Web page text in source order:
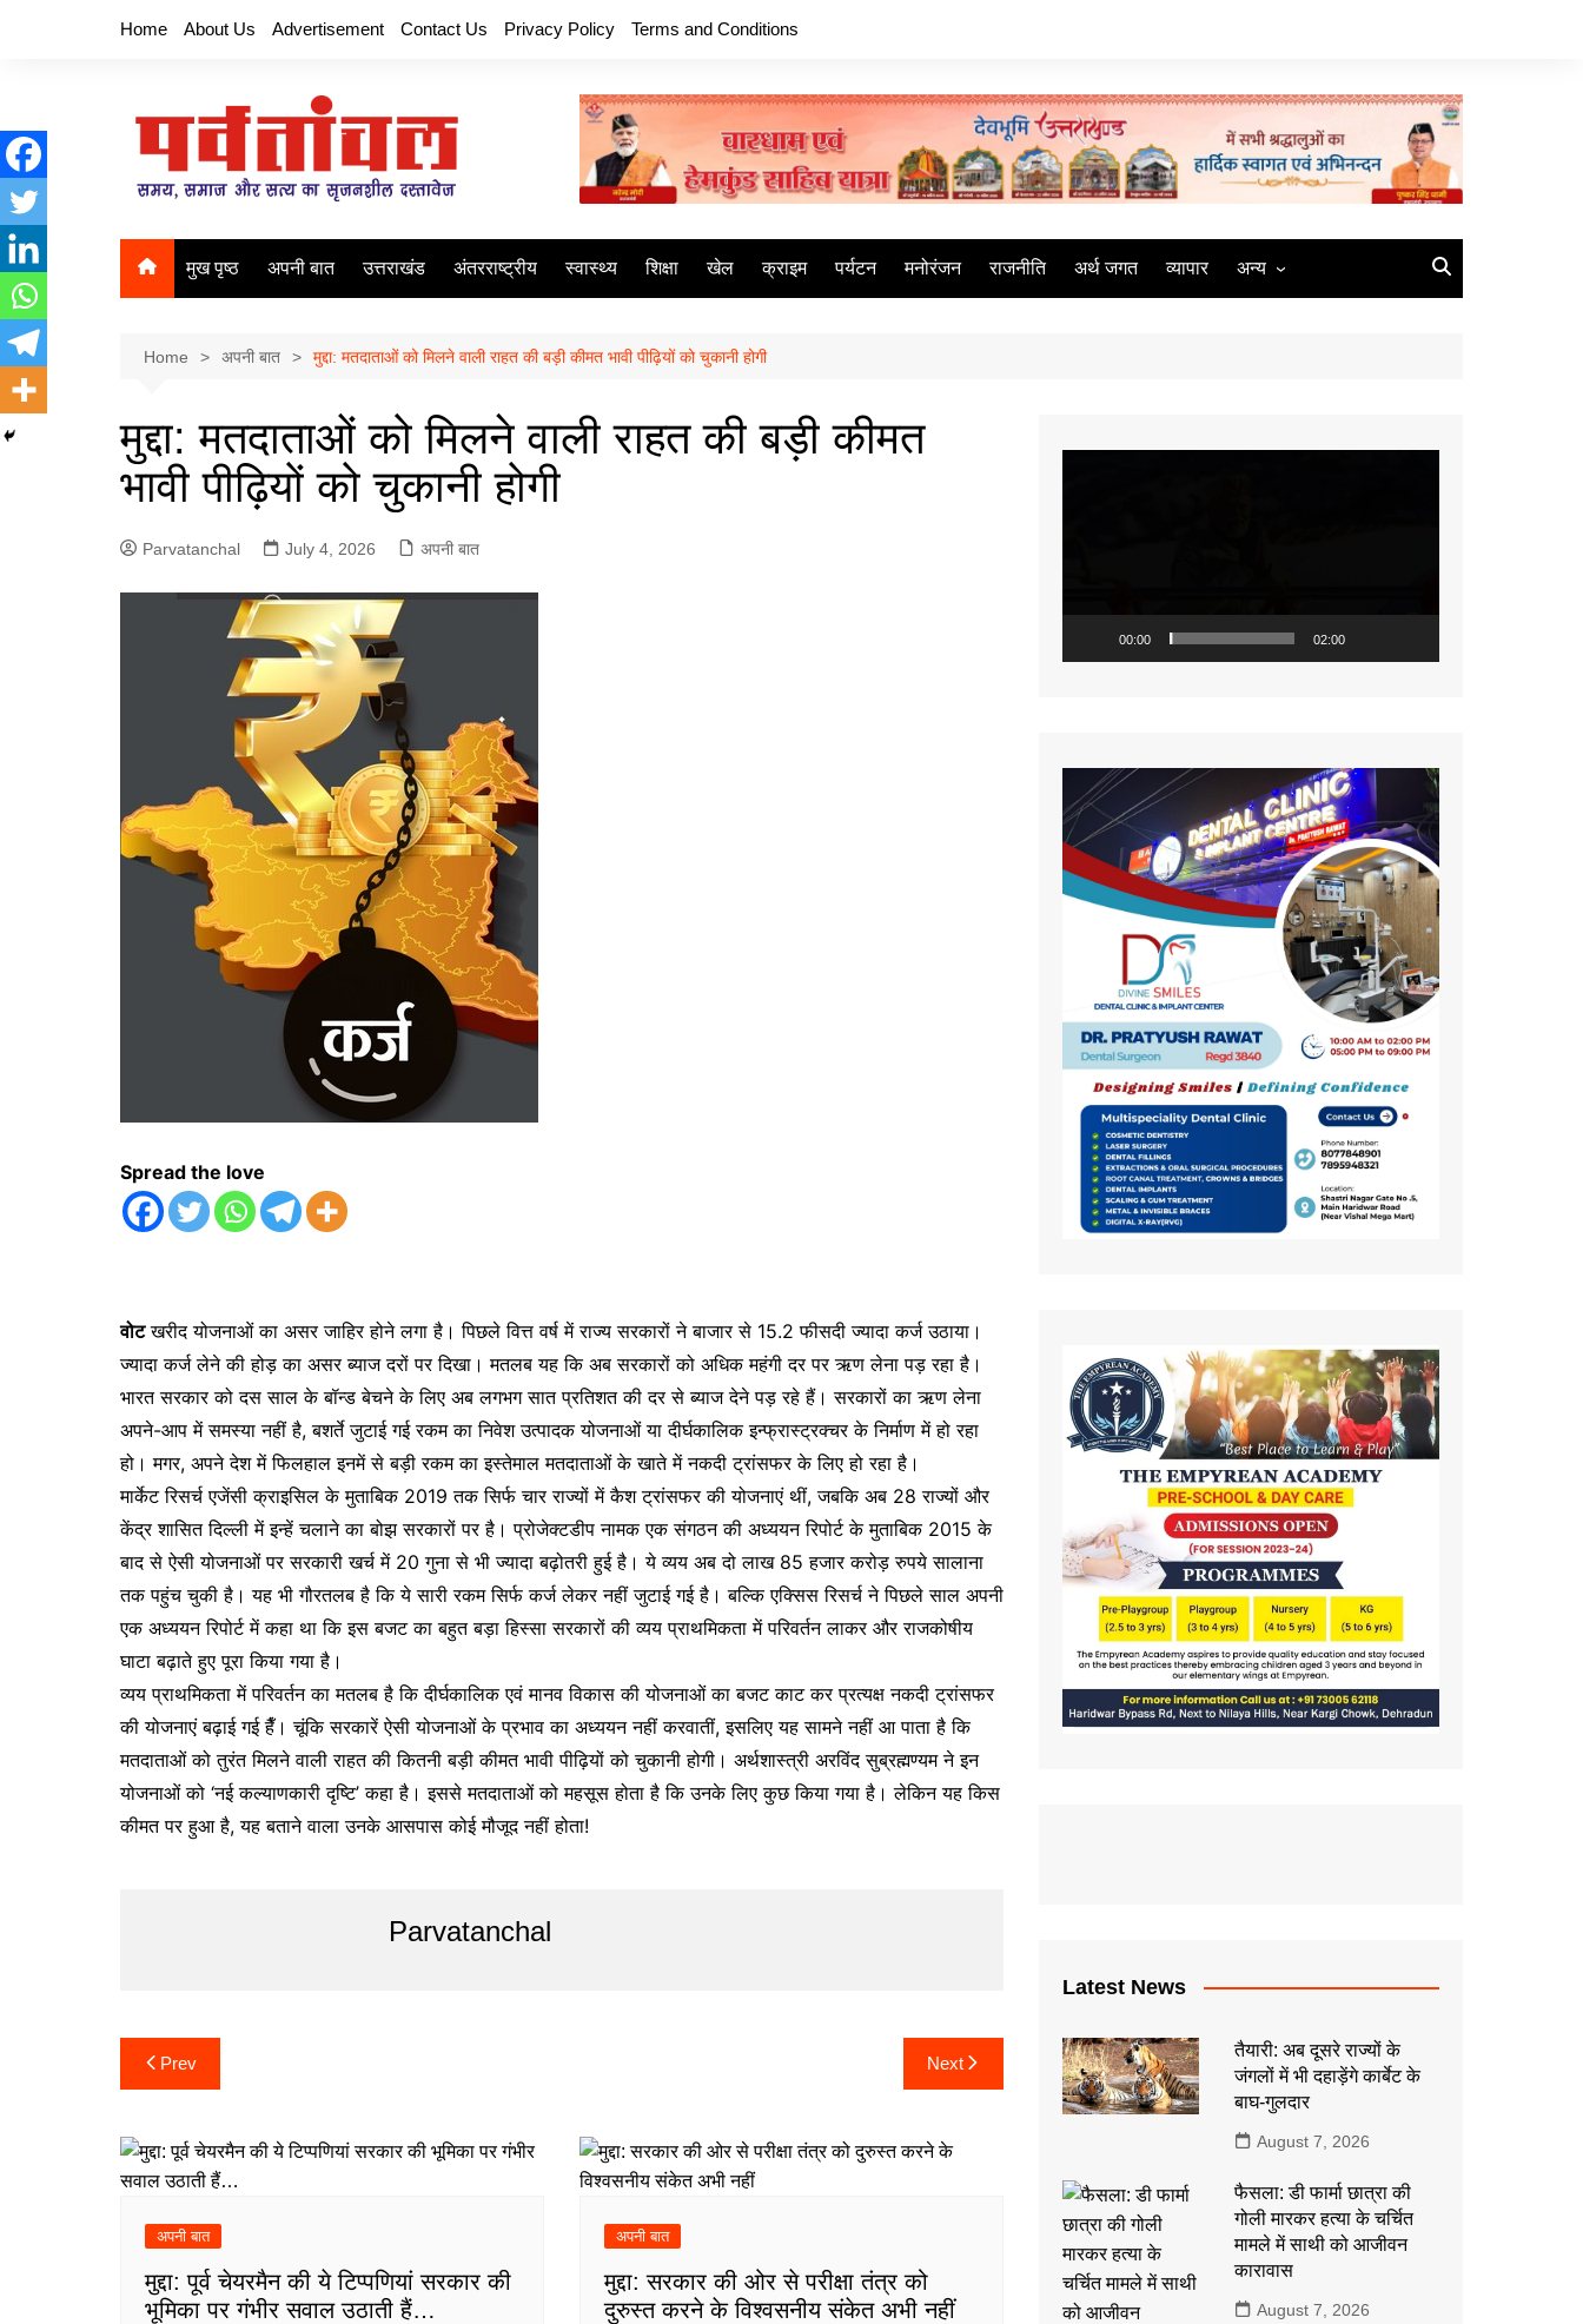
Home About Us Advertisement Contact Us Privacy Policy Terms and Conditions
मुख पृष्ठ अपनी बात उत्तराखंड अंतरराष्ट्रीय स्वास्थ्य शिक्षा खेल क्राइम पर्यटन मनोरंजन राजनीति अर्थ जगत व्यापार अन्य
सामयिकी
समाज
विमर्श
विज्ञान
वन्य जीव
महिला संसार
जीवन
कला
इतिहास
Home अपनी बात मुद्दा: मतदाताओं को मिलने वाली राहत की बड़ी कीमत भावी पीढ़ियों को चुकानी होगी
मुद्दा: मतदाताओं को मिलने वाली राहत की बड़ी कीमत
भावी पीढ़ियों को चुकानी होगी
Parvatanchal July 4, 2026 अपनी बात
Spread the love
वोटखरीद योजनाओं का असर जाहिर होने लगा है। पिछले वित्त वर्ष में राज्य सरकारों ने बाजार से 15.2 फीसदी ज्यादा कर्ज उठाया।
ज्यादा कर्ज लेने की होड़ का असर ब्याज दरों पर दिखा। मतलब यह कि अब सरकारों को अधिक महंगी दर पर ऋण लेना पड़ रहा है।
भारत सरकार को दस साल के बॉन्ड बेचने के लिए अब लगभग सात प्रतिशत की दर से ब्याज देने पड़ रहे हैं। सरकारों का ऋण लेना
अपने-आप में समस्या नहीं है, बशर्ते जुटाई गई रकम का निवेश उत्पादक योजनाओं या दीर्घकालिक इन्फ्रास्ट्रक्चर के निर्माण में हो रहा
हो। मगर, अपने देश में फिलहाल इनमें से बड़ी रकम का इस्तेमाल मतदाताओं के खाते में नकदी ट्रांसफर के लिए हो रहा है।
मार्केट रिसर्च एजेंसी क्राइसिल के मुताबिक 2019 तक सिर्फ चार राज्यों में कैश ट्रांसफर की योजनाएं थीं, जबकि अब 28 राज्यों और
केंद्र शासित दिल्ली में इन्हें चलाने का बोझ सरकारों पर है। प्रोजेक्टडीप नामक एक संगठन की अध्ययन रिपोर्ट के मुताबिक 2015 के
बाद से ऐसी योजनाओं पर सरकारी खर्च में 20 गुना से भी ज्यादा बढ़ोतरी हुई है। ये व्यय अब दो लाख 85 हजार करोड़ रुपये सालाना
तक पहुंच चुकी है। यह भी गौरतलब है कि ये सारी रकम सिर्फ कर्ज लेकर नहीं जुटाई गई है। बल्कि एक्सिस रिसर्च ने पिछले साल अपनी
एक अध्ययन रिपोर्ट में कहा था कि इस बजट का बहुत बड़ा हिस्सा सरकारों की व्यय प्राथमिकता में परिवर्तन लाकर और राजकोषीय
घाटा बढ़ाते हुए पूरा किया गया है।
व्यय प्राथमिकता में परिवर्तन का मतलब है कि दीर्घकालिक एवं मानव विकास की योजनाओं का बजट काट कर प्रत्यक्ष नकदी ट्रांसफर
की योजनाएं बढ़ाई गई हैँ। चूंकि सरकारें ऐसी योजनाओं के प्रभाव का अध्ययन नहीं करवातीं, इसलिए यह सामने नहीं आ पाता है कि
मतदाताओं को तुरंत मिलने वाली राहत की कितनी बड़ी कीमत भावी पीढ़ियों को चुकानी होगी। अर्थशास्त्री अरविंद सुब्रह्मण्यम ने इन
योजनाओं को ‘नई कल्याणकारी दृष्टि’ कहा है। इससे मतदाताओं को महसूस होता है कि उनके लिए कुछ किया गया है। लेकिन यह किस
कीमत पर हुआ है, यह बताने वाला उनके आसपास कोई मौजूद नहीं होता!
Parvatanchal
Post
navigation
Prev Next
अपनी बात
मुद्दा: पूर्व चेयरमैन की ये टिप्पणियां सरकार की
भूमिका पर गंभीर सवाल उठाती हैं…
अपनी बात
मुद्दा: सरकार की ओर से परीक्षा तंत्र को
दुरुस्त करने के विश्वसनीय संकेत अभी नहीं
00:00 02:00
Latest News
तैयारी: अब दूसरे राज्यों के
जंगलों में भी दहाड़ेंगे कार्बेट के
बाघ-गुलदार
August 7, 2026
फैसला: डी फार्मा छात्रा की
गोली मारकर हत्या के चर्चित
मामले में साथी को आजीवन
कारावास
August 7, 2026